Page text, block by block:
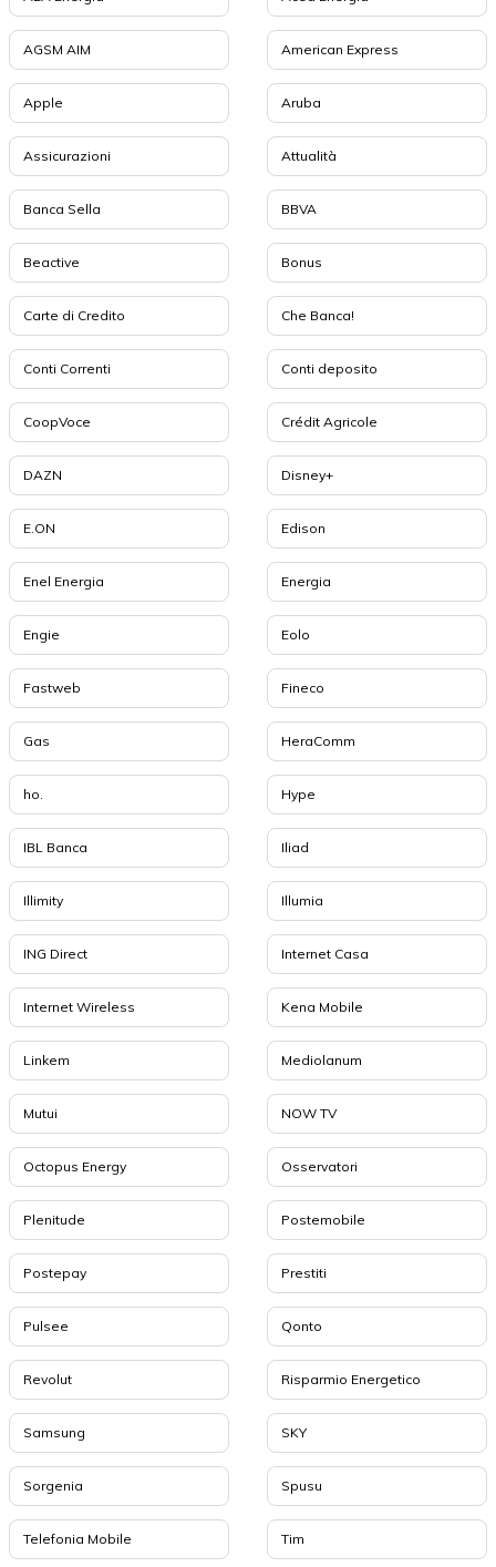
AGSM AIM American Express
Apple Aruba
Assicurazioni Attualità
Banca Sella BBVA
Beactive Bonus
Carte di Credito Che Banca!
Conti Correnti Conti deposito
CoopVoce Crédit Agricole
DAZN Disney+
E.ON Edison
Enel Energia Energia
Engie Eolo
Fastweb Fineco
Gas HeraComm
ho. Hype
IBL Banca Iliad
Illimity Illumia
ING Direct Internet Casa
Internet Wireless Kena Mobile
Linkem Mediolanum
Mutui NOW TV
Octopus Energy Osservatori
Plenitude Postemobile
Postepay Prestiti
Pulsee Qonto
Revolut Risparmio Energetico
Samsung SKY
Sorgenia Spusu
Telefonia Mobile Tim